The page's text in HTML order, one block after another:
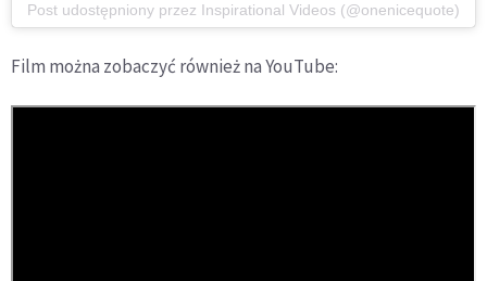
Post udostępniony przez Inspirational Videos (@onenicequote)
Film można zobaczyć również na YouTube: